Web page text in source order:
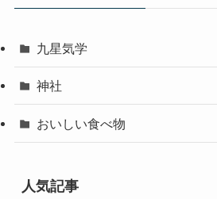
九星気学
神社
おいしい食べ物
人気記事